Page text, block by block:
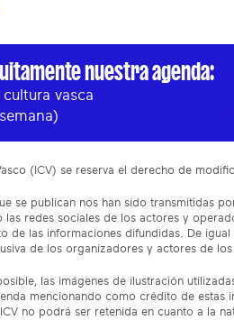
nuestra agenda:
vasca
(ICV) se reserva el derecho de
se publican nos han sido transmitidas
las redes sociales de los actores y
de las informaciones difundidas. De
de los organizadores y actores de
las imágenes de ilustración
mencionando como crédito de estas
no podrá ser retenida en cuanto a la